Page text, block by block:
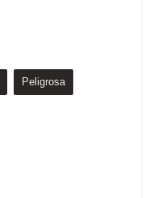
Peligrosa